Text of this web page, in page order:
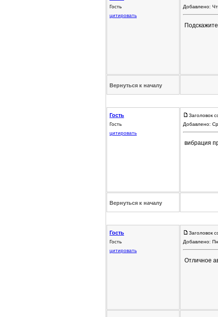
Гость
цитировать
Добавлено:
Вернуться к началу
Гость
Гость
цитировать
Заголовок
Добавлено:
вибрация
Вернуться к началу
Гость
Гость
цитировать
Заголовок
Добавлено:
Отличное